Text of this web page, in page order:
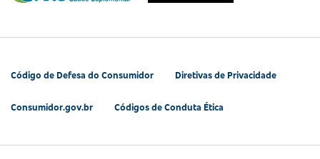
Código de Defesa do Consumidor Diretivas de Privacidade
Consumidor.gov.br Códigos de Conduta Ética